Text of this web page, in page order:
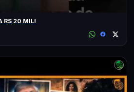
R$ 20 MIL!